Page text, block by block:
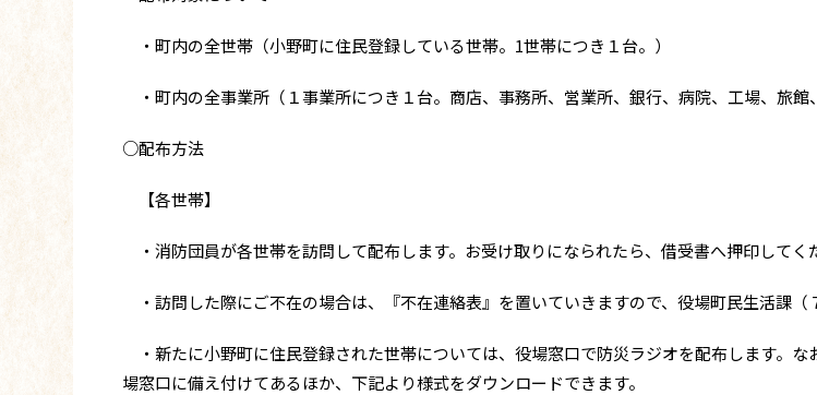
・町内の全世帯（小野町に住民登録している世帯。1世帯につき１台。）
・町内の全事業所（１事業所につき１台。商店、事務所、営業所、銀行、病院、工場、旅館
○配布方法
【各世帯】
・消防団員が各世帯を訪問して配布します。お受け取りになられたら、借受書へ押印してく
・訪問した際にご不在の場合は、『不在連絡表』を置いていきますので、役場町民生活課（
・新たに小野町に住民登録された世帯については、役場窓口で防災ラジオを配布します。
場窓口に備え付けてあるほか、下記より様式をダウンロードできます。